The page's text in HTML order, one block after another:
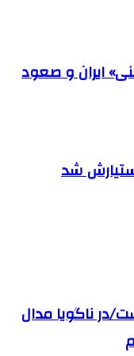
ایران و صعود
شد
در ناگویا مدال